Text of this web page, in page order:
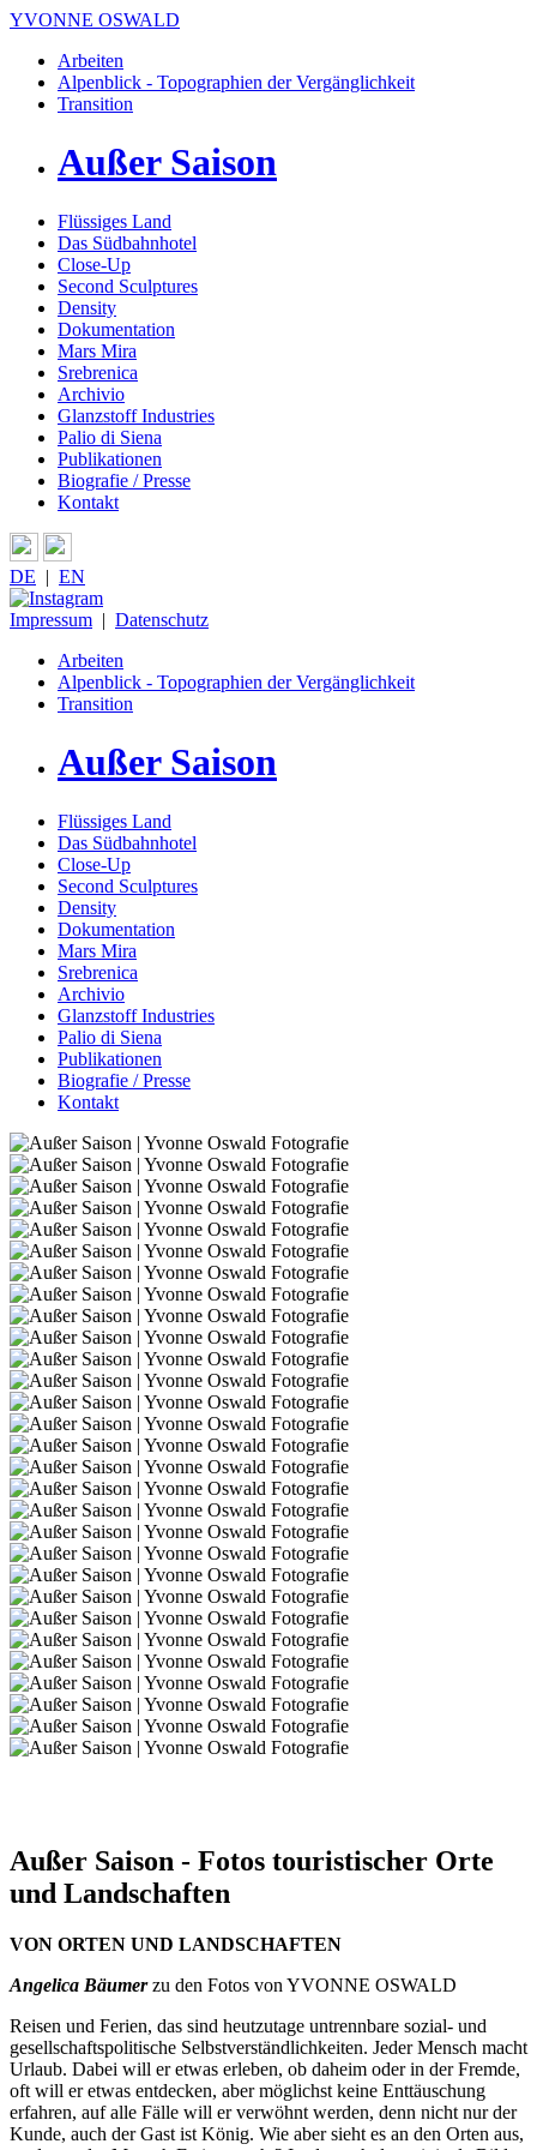
YVONNE OSWALD
Arbeiten
Alpenblick - Topographien der Vergänglichkeit
Transition
Außer Saison
Flüssiges Land
Das Südbahnhotel
Close-Up
Second Sculptures
Density
Dokumentation
Mars Mira
Srebrenica
Archivio
Glanzstoff Industries
Palio di Siena
Publikationen
Biografie / Presse
Kontakt
DE | EN
Impressum | Datenschutz
Arbeiten
Alpenblick - Topographien der Vergänglichkeit
Transition
Außer Saison
Flüssiges Land
Das Südbahnhotel
Close-Up
Second Sculptures
Density
Dokumentation
Mars Mira
Srebrenica
Archivio
Glanzstoff Industries
Palio di Siena
Publikationen
Biografie / Presse
Kontakt
Außer Saison - Fotos touristischer Orte
und Landschaften
VON ORTEN UND LANDSCHAFTEN
Angelica Bäumerzu den Fotos von YVONNE OSWALD
Reisen und Ferien, das sind heutzutage untrennbare sozial- und
gesellschaftspolitische Selbstverständlichkeiten. Jeder Mensch macht
Urlaub. Dabei will er etwas erleben, ob daheim oder in der Fremde,
oft will er etwas entdecken, aber möglichst keine Enttäuschung
erfahren, auf alle Fälle will er verwöhnt werden, denn nicht nur der
Kunde, auch der Gast ist König. Wie aber sieht es an den Orten aus,